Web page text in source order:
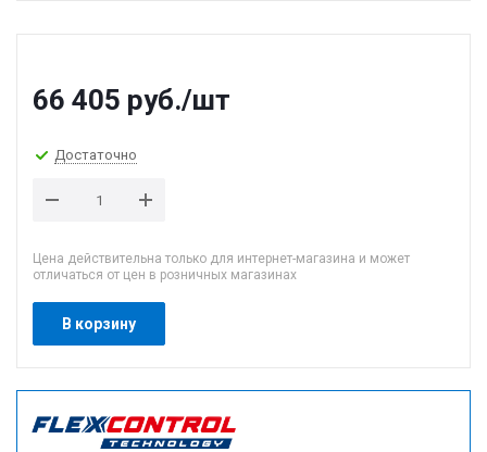
66 405 руб./шт
Достаточно
Цена действительна только для интернет-магазина и может
отличаться от цен в розничных магазинах
В корзину